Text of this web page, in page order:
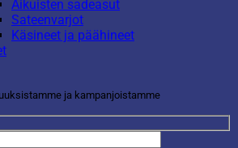
Aikuisten sadeasut
Sateenvarjot
Käsineet ja päähineet
ja kampanjoistamme